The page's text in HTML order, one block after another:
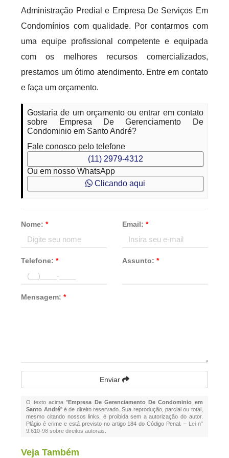
Administração Predial e Empresa De Serviços Em
Condomínios com qualidade. Por contarmos com
uma equipe profissional competente e equipada
com os melhores recursos comercializados,
prestamos um ótimo atendimento. Entre em contato
e faça um orçamento.
Gostaria de um orçamento ou entrar em contato
sobre Empresa De Gerenciamento De
Condominio em Santo André?
Fale conosco pelo telefone
(11) 2979-4312
Ou em nosso WhatsApp
Clicando aqui
Nome:* Email: *
Telefone:* Assunto: *
Mensagem:*
Enviar
O texto acima "Empresa De Gerenciamento De Condominio em
Santo André" é de direito reservado. Sua reprodução, parcial ou total,
mesmo citando nossos links, é proibida sem a autorização do autor.
Plágio é crime e está previsto no artigo 184 do Código Penal. – Lei n°
9.610-98 sobre direitos autorais
Veja Também